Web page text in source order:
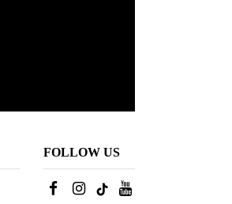
FOLLOW US